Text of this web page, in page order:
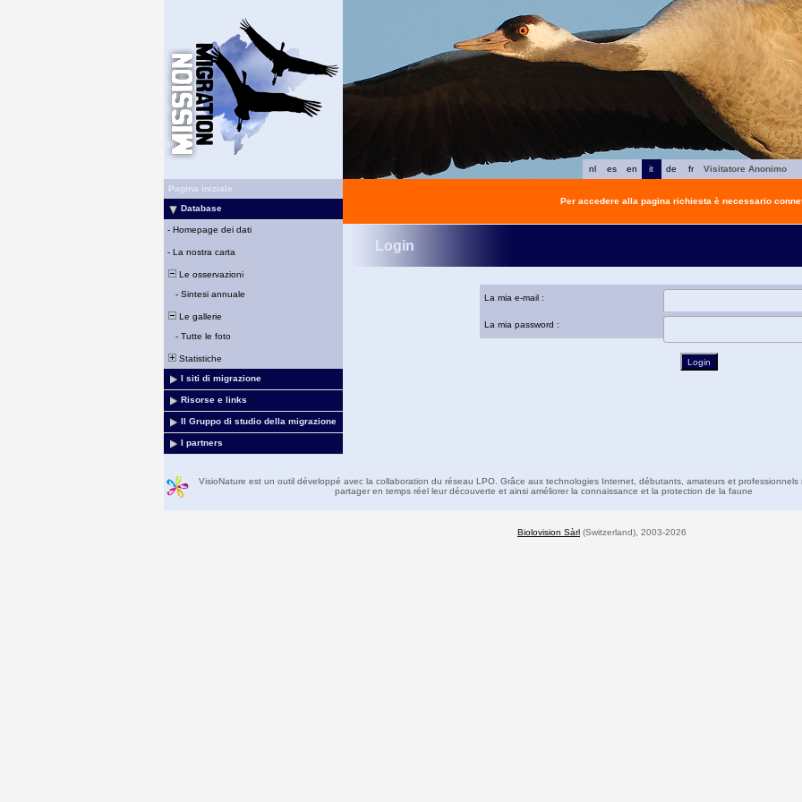
fr
de
it
en
es
nl
Visitatore Anonimo
Pagina iniziale
Database
- Homepage dei dati
- La nostra carta
Le osservazioni
- Sintesi annuale
Le gallerie
- Tutte le foto
Statistiche
I siti di migrazione
Risorse e links
Il Gruppo di studio della migrazione
I partners
Per accedere alla pagina richiesta è necessario
Login
La mia e-mail :
La mia password :
VisioNature est un outil développé avec la collaboration du réseau LPO. Grâce aux technologies Internet, débutants, amateurs et professionnels
partager en temps réel leur découverte et ainsi améliorer la connaissance et la protection de la faune
Biolovision Sàrl (Switzerland), 2003-2026